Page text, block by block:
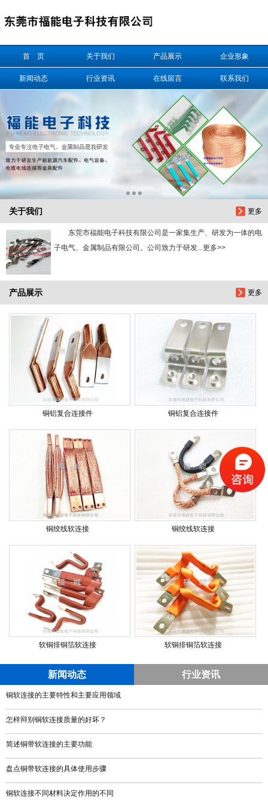
首 页 关于我们 产品展示 企业形象
新闻动态 行业资讯 在线留言 联系我们
更多
关于我们
东莞市福能电子科技有限公司是一家集生产、研发为一体的电
子电气、金属制品有限公司。公司致力于研发...更多>>
更多
产品展示
铜铝复合连接件 铜铝复合连接件
铜绞线软连接 铜绞线软连接
软铜排铜箔软连接 软铜排铜箔软连接
新闻动态 行业资讯
铜软连接的主要特性和主要应用领域
怎样辩别铜软连接质量的好坏？
简述铜带软连接的主要功能
盘点铜带软连接的具体使用步骤
铜软连接不同材料决定作用的不同